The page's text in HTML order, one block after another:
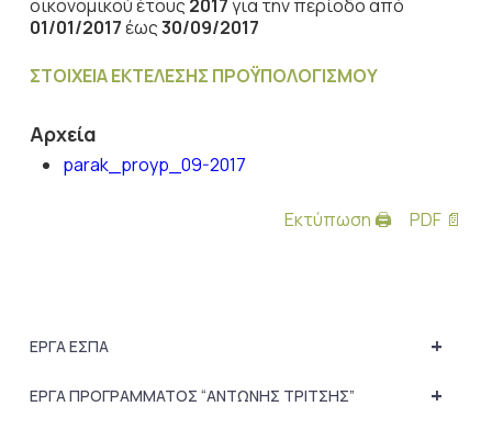
οικονομικού έτους 2017για την περίοδο από
01/01/2017έως30/09/2017
ΣΤΟΙΧΕΙΑ ΕΚΤΕΛΕΣΗΣ ΠΡΟΫΠΟΛΟΓΙΣΜΟΥ
Αρχεία
parak_proyp_09-2017
Εκτύπωση 🖨 PDF 📄
+
ΕΡΓΑ ΕΣΠΑ
+
ΕΡΓΑ ΠΡΟΓΡΑΜΜΑΤΟΣ “ΑΝΤΩΝΗΣ ΤΡΙΤΣΗΣ”